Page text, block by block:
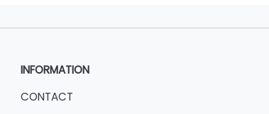
INFORMATION
CONTACT